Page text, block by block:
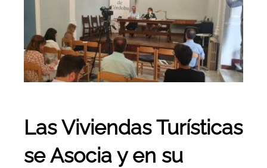
más
grande
Las Viviendas Turísticas
se Asocia y en su